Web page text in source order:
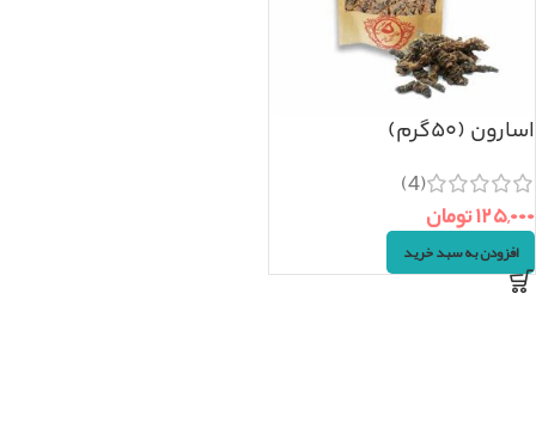
اسارون (۵۰گرم)
(4)
۱۲۵,۰۰۰تومان
افزودن به سبد خرید